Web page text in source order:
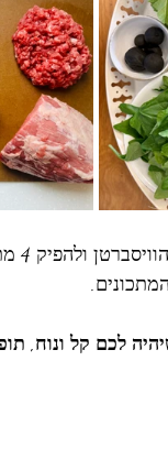
לא שגרתיים מהנתח.
לכם קל ונוח,